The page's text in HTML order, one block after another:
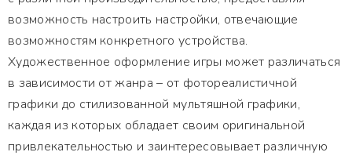
возможность настроить настройки, отвечающие
возможностям конкретного устройства.
Художественное оформление игры может различаться
в зависимости от жанра – от фотореалистичной
графики до стилизованной мультяшной графики,
каждая из которых обладает своим оригинальной
привлекательностью и заинтересовывает различную